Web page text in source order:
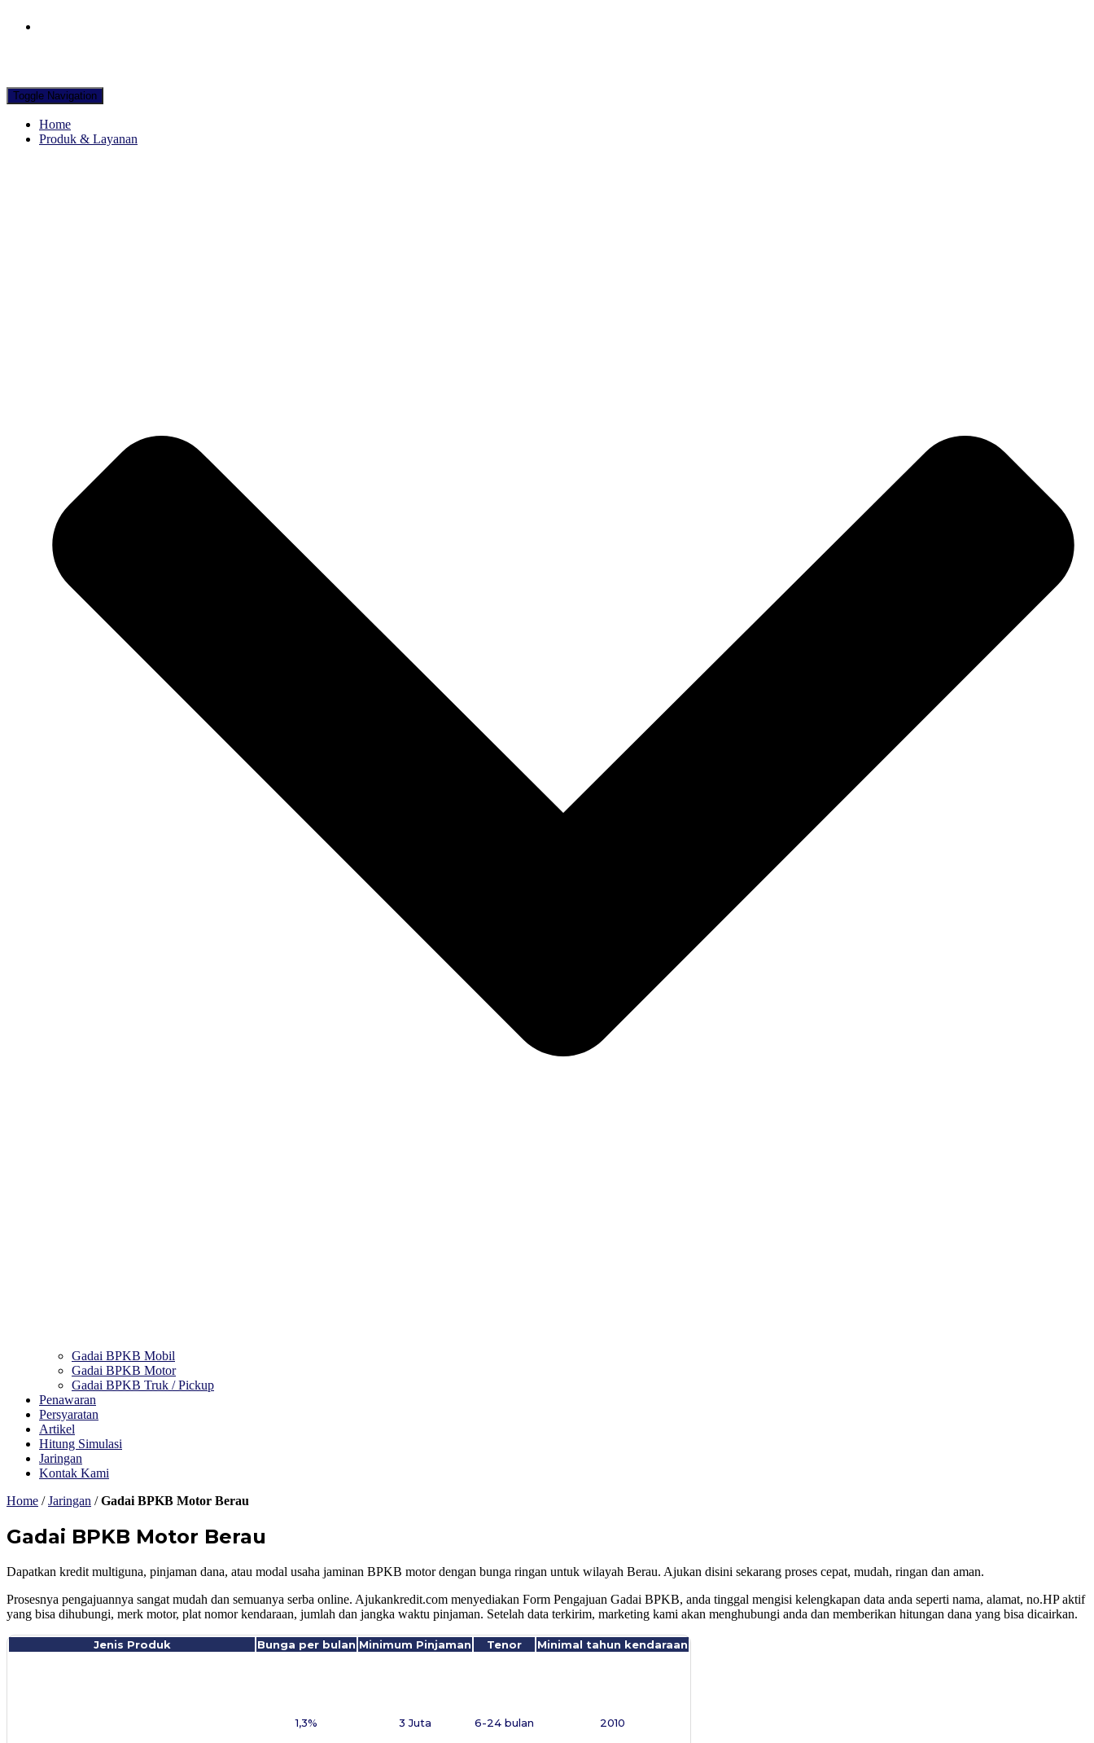
Toggle Navigation
Home
Produk & Layanan
Gadai BPKB Mobil
Gadai BPKB Motor
Gadai BPKB Truk / Pickup
Penawaran
Persyaratan
Artikel
Hitung Simulasi
Jaringan
Kontak Kami
Home /Jaringan /Gadai BPKB Motor Berau
Gadai BPKB Motor Berau
Dapatkan kredit multiguna, pinjaman dana, atau modal usaha jaminan BPKB motor dengan bunga ringan untuk wilayah Berau. Ajukan disini sekarang proses cepat, mudah, ringan dan aman.
Prosesnya pengajuannya sangat mudah dan semuanya serba online. Ajukankredit.com menyediakan Form Pengajuan Gadai BPKB, anda tinggal mengisi kelengkapan data anda seperti nama, alamat, no.HP aktif
yang bisa dihubungi, merk motor, plat nomor kendaraan, jumlah dan jangka waktu pinjaman. Setelah data terkirim, marketing kami akan menghubungi anda dan memberikan hitungan dana yang bisa dicairkan.
Jenis Produk Bunga per bulan Minimum Pinjaman Tenor Minimal tahun kendaraan
1,3% 3 Juta 6-24 bulan 2010